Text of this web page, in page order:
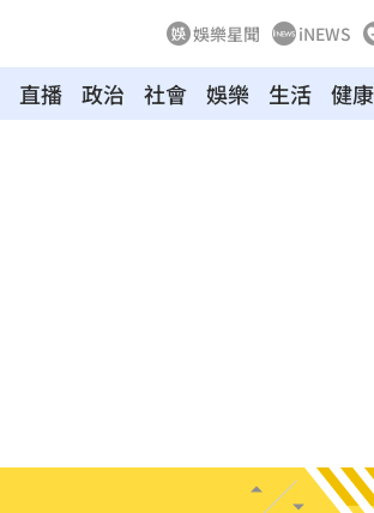
娛樂星聞 iNEWS
直播 政治 社會 娛樂 生活 健康